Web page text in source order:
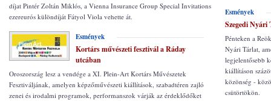
díjat Pintér Zoltán Miklós, a Vienna Insurance Group Special Invitations
ezereurós különdíját Fátyol Viola vehette át.
Esmények
Kortárs művészeti fesztivál a Ráday
utcában
Oroszország lesz a vendége a XI. Plein-Art Kortárs Művészetek
Fesztiváljának, amelyen képzőművészeti kiállítások, szabadtéren zajló
zenei és irodalmi programok, performanszok várják az érdeklődőket
Esmények
Szegedi Nyári
Pénteken a
Nyári Tárlat,
legjelentősebb
kiállításon
közönség -
csütörtökön.